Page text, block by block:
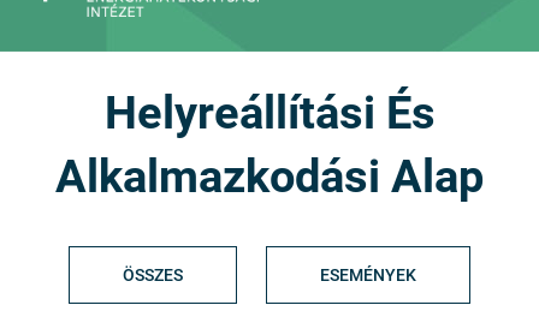
Helyreállítási És
Alkalmazkodási Alap
ÖSSZES ESEMÉNYEK